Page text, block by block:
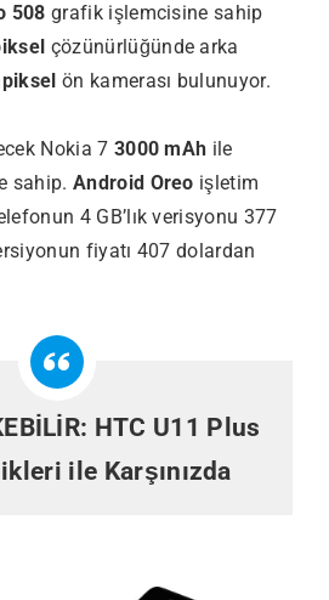
508 grafik işlemcisine sahip
çözünürlüğünde arka
ön kamerası bulunuyor.
Nokia 7 3000 mAh ile
sahip. Android Oreo işletim
4 GB’lık verisyonu 377
fiyatı 407 dolardan
HTC U11 Plus
ile Karşınızda